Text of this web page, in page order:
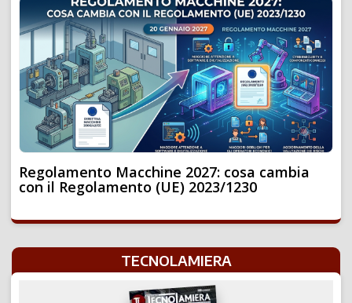
Regolamento Macchine 2027: cosa cambia
con il Regolamento (UE) 2023/1230
TECNOLAMIERA